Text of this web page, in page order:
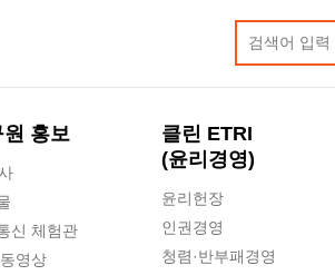
원 홍보
신 체험관
영상
클린 ETRI
(윤리경영)
윤리헌장
인권경영
청렴·반부패경영